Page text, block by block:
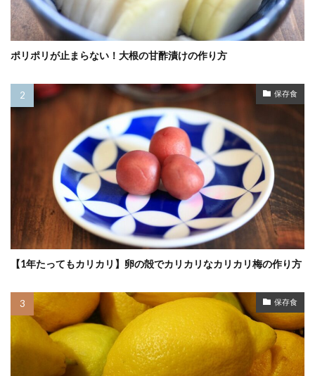
ポリポリが止まらない！大根の甘酢漬けの作り方
保存食
【1年たってもカリカリ】卵の殻でカリカリなカリカリ梅の作り方
保存食